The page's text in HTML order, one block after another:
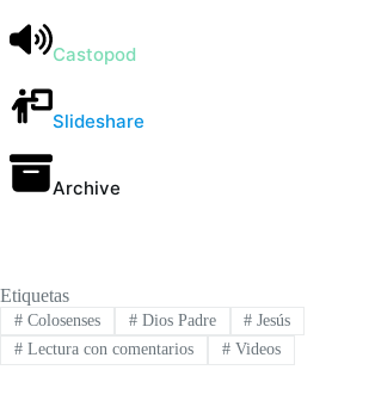
Castopod
Slideshare
Archive
Etiquetas
#Colosenses #Dios Padre # Jesús
#Lectura con comentarios #Videos